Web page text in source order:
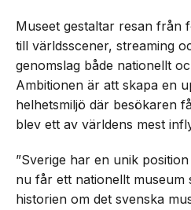
Museet gestaltar resan från
till världsscener, streaming
genomslag både nationellt
Ambitionen är att skapa en
helhetsmiljö där besökaren
blev ett av världens mest
”Sverige har en unik
nu får ett nationellt
historien om det svenska